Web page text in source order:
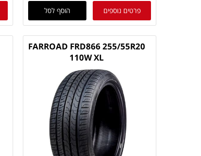
פרטים נוספים הוסף לסל
FARROAD FRD866 255/55R20
110W XL